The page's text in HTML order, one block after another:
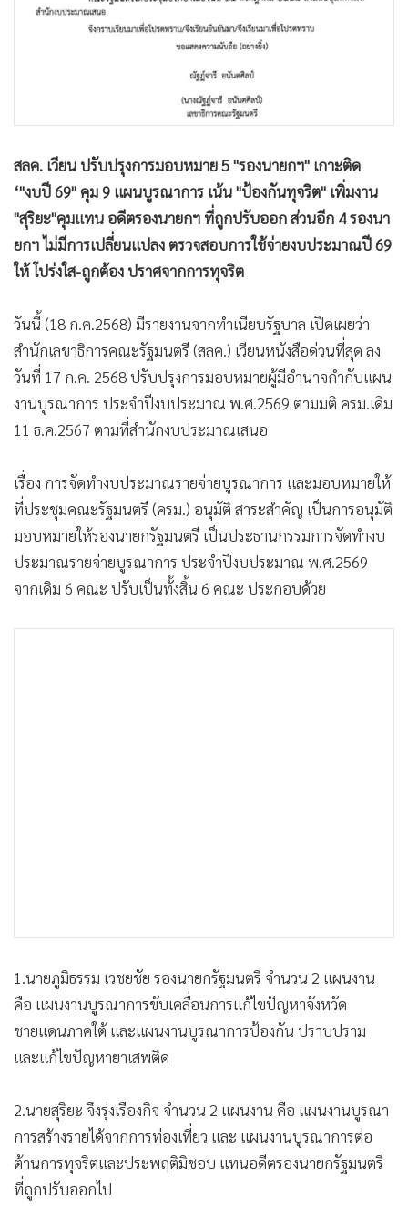
เกม
วิทยาศาสตร์
• อินโดจีน
กองทุนรวม
•
Celeb Online
• Factcheck
• ญี่ปุ่น
• News1
สลค. เวียน ปรับปรุงการมอบหมาย 5 "รองนายกฯ" เกาะติด
‘"งบปี 69" คุม 9 แผนบูรณาการ เน้น "ป้องกันทุจริต" เพิ่มงาน
"สุริยะ"คุมแทน อดีตรองนายกฯ ที่ถูกปรับออก ส่วนอีก 4 รองนา
ยกฯ ไม่มีการเปลี่ยนแปลง ตรวจสอบการใช้จ่ายงบประมาณปี 69
ให้ โปร่งใส-ถูกต้อง ปราศจากการทุจริต
วันนี้ (18 ก.ค.2568) มีรายงานจากทำเนียบรัฐบาล เปิดเผยว่า
สำนักเลขาธิการคณะรัฐมนตรี (สลค.) เวียนหนังสือด่วนที่สุด ลง
วันที่ 17 ก.ค. 2568 ปรับปรุงการมอบหมายผู้มีอำนาจกำกับแผน
งานบูรณาการ ประจำปีงบประมาณ พ.ศ.2569 ตามมติ ครม.เดิม
11 ธ.ค.2567 ตามที่สำนักงบประมาณเสนอ
เรื่อง การจัดทำงบประมาณรายจ่ายบูรณาการ และมอบหมายให้
ที่ประชุมคณะรัฐมนตรี (ครม.) อนุมัติ สาระสำคัญ เป็นการอนุมัติ
มอบหมายให้รองนายกรัฐมนตรี เป็นประธานกรรมการจัดทำงบ
ประมาณรายจ่ายบูรณาการ ประจำปีงบประมาณ พ.ศ.2569
จากเดิม 6 คณะ ปรับเป็นทั้งสิ้น 6 คณะ ประกอบด้วย
1.นายภูมิธรรม เวชยชัย รองนายกรัฐมนตรี จำนวน 2 แผนงาน
คือ แผนงานบูรณาการขับเคลื่อนการแก้ไขปัญหาจังหวัด
ชายแดนภาคใต้ และแผนงานบูรณาการป้องกัน ปราบปราม
และแก้ไขปัญหายาเสพติด
2.นายสุริยะ จึงรุ่งเรืองกิจ จำนวน 2 แผนงาน คือ แผนงานบูรณา
การสร้างรายได้จากการท่องเที่ยว และ แผนงานบูรณาการต่อ
ต้านการทุจริตและประพฤติมิชอบ แทนอดีตรองนายกรัฐมนตรี
ที่ถูกปรับออกไป